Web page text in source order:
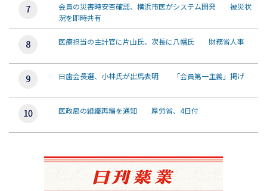
会員の災害時安否確認、横浜市医がシステム開発 被災状
況を即時共有
医療担当の主計官に片山氏、次長に八幡氏 財務省人事
日歯会長選、小林氏が出馬表明 「会員第一主義」掲げ
医政局の組織再編を通知 厚労省、4日付